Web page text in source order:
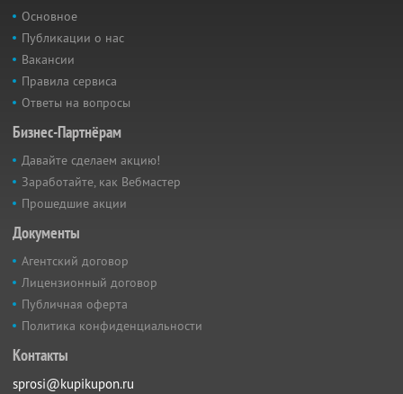
Основное
Публикации о нас
Вакансии
Правила сервиса
Ответы на вопросы
Бизнес-Партнёрам
Давайте сделаем акцию!
Заработайте, как Вебмастер
Прошедшие акции
Документы
Агентский договор
Лицензионный договор
Публичная оферта
Политика конфиденциальности
Контакты
sprosi@kupikupon.ru